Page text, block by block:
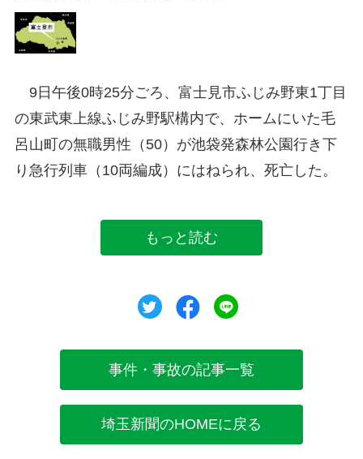
9日午後0時25分ごろ、富士見市ふじみ野東1丁目
の東武東上線ふじみ野駅構内で、ホームにいた毛
呂山町の無職男性（50）が池袋発森林公園行き下
り急行列車（10両編成）にはねられ、死亡した。
もっと読む
ツイートシェア
事件・事故の記事一覧
埼玉新聞のHOMEに戻る